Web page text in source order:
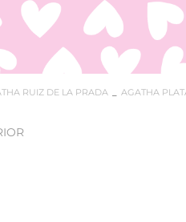
RUIZ DE LA PRADA AGATHA